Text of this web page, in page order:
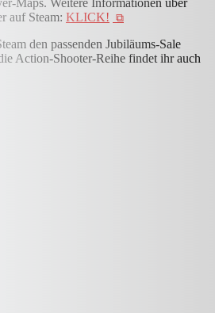
Maps. Weitere Informationen über
auf Steam: KLICK!
den passenden Jubiläums-Sale
Action-Shooter-Reihe findet ihr auch